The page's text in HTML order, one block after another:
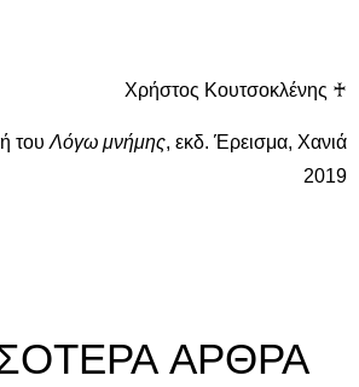
Χρήστος Κουτσοκλένης ♰
του Λόγω μνήμης, εκδ. Έρεισμα, Χανιά
2019
ΑΡΘΡΑ